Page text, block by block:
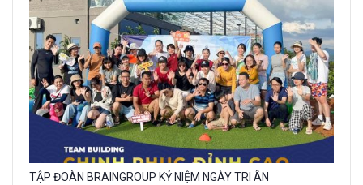
Gallery
TẬP ĐOÀN BRAINGROUP KỶ NIỆM NGÀY TRI ÂN